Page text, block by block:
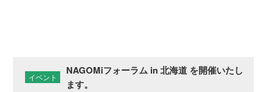
イベント
NAGOMiフォーラム in 北海道 を開催いたし
ます。